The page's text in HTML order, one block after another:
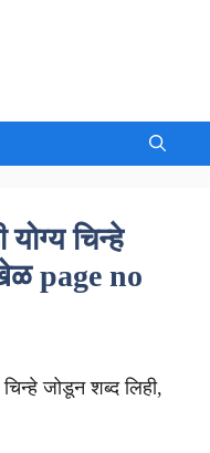
योग्य चिन्हे
page no
जोडून शब्द लिही,